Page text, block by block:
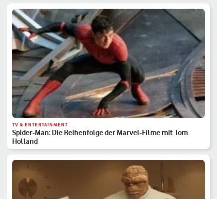
TV & ENTERTAINMENT
Spider-Man: Die Reihenfolge der Marvel-Filme mit Tom
Holland